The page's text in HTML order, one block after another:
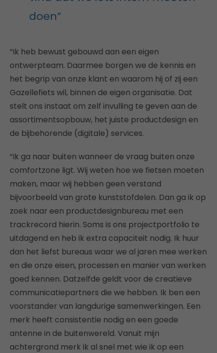
doen”
“Ik heb bewust gebouwd aan een eigen
ontwerpteam. Daarmee borgen we de kennis en
het begrip van onze klant en waarom hij of zij een
Gazellefiets wil, binnen de eigen organisatie. Dat
stelt ons instaat om zelf invulling te geven aan de
assortimentsopbouw, het juiste productdesign en
de bijbehorende (digitale) services.
“Ik ga naar buiten wanneer de vraag buiten onze
comfortzone ligt. Wij weten hoe we fietsen moeten
maken, maar wij hebben geen verstand
bijvoorbeeld van grote kunststofdelen. Dan ga ik op
zoek naar een productdesignbureau met een
trackrecord hierin. Soms is ons projectportfolio te
uitdagend en heb ik extra capaciteit nodig. Ik huur
dan het liefst bureaus waar we al jaren mee werken
en die onze eisen, processen en manier van werken
goed kennen. Datzelfde geldt voor de creatieve
communicatiepartners die we hebben. Ik ben een
voorstander van langdurige samenwerkingen. Een
merk heeft consistentie nodig en een goede
antenne in de buitenwereld. Vanuit mijn
achtergrond merk ik al snel met wie ik op een